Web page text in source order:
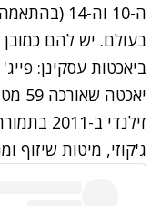
ה-10 וה-
בעולם. יש להם
ביאכטות עסקינן:
ג'קוזי, מיטות שיזוף